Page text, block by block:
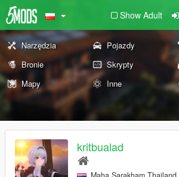
Show Adult
Narzędzia Pojazdy
Bronie
Skrypty
Mapy
Inne
kritbualad